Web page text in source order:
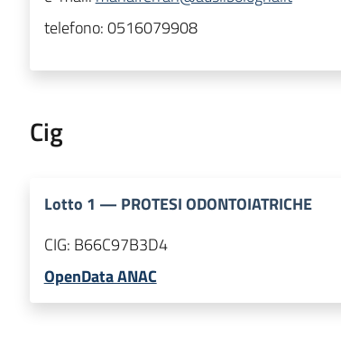
telefono:0516079908
Cig
Lotto 1 — PROTESI ODONTOIATRICHE
CIG: B66C97B3D4
OpenData ANAC